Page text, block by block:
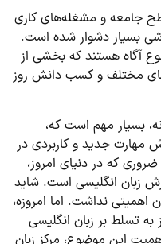
جامعه و مشغله‌های کاری
بسیار دشوار شده است.
آگاه هستند که بخشی از
مختلف و کسب دانش روز
بسیار مهم است که،
مهارت جدید و کاربردی در
که در دنیای امروز،
زبان انگلیسی است. شاید
نداشت. اما امروزه،
به تسلط بر زبان انگلیسی
این موضوع، مرکز زبان